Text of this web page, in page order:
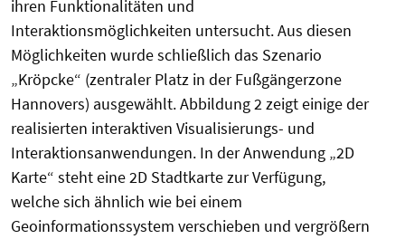
ihren Funktionalitäten und
Interaktionsmöglichkeiten untersucht. Aus diesen
Möglichkeiten wurde schließlich das Szenario
„Kröpcke“ (zentraler Platz in der Fußgängerzone
Hannovers) ausgewählt. Abbildung 2 zeigt einige der
realisierten interaktiven Visualisierungs- und
Interaktionsanwendungen. In der Anwendung „2D
Karte“ steht eine 2D Stadtkarte zur Verfügung,
welche sich ähnlich wie bei einem
Geoinformationssystem verschieben und vergrößern